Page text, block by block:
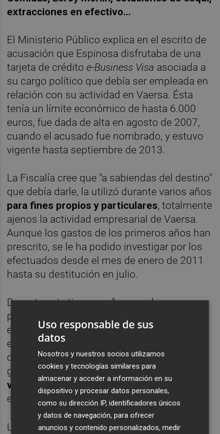
extracciones en efectivo...
El Ministerio Público explica en el escrito de
acusación que Espinosa disfrutaba de una
tarjeta de créditoe-Business Visa asociada a
su cargo político que debía ser empleada en
relación con su actividad en Vaersa. Ésta
tenía un límite económico de hasta 6.000
euros, fue dada de alta en agosto de 2007,
cuando el acusado fue nombrado, y estuvo
vigente hasta septiembre de 2013.
La Fiscalía cree que "a sabiendas del destino"
que debía darle, la utilizó durante varios años
para fines propios y particulares, totalmente
ajenos la actividad empresarial de Vaersa.
Aunque los gastos de los primeros años han
prescrito, se le ha podido investigar por los
efectuados desde el mes de enero de 2011
hasta su destitución en julio.
Durante este tiempo, y "causando un
perjuicio al patrimonio público", señala el
escrito, Espinosa realizó numerosas
extracciones de efectivo desde diferentes
cajeros automáticos, que
generalmente ascendían a 500 euros cada
vez
, constando hasta 48 operaciones de
esta clase (un total de 24.000 euros).
La gran mayoría de los gastos, expone la
Uso responsable de sus
datos
Nosotros y nuestros socios utilizamos
cookies y tecnologías similares para
almacenar y acceder a información en su
dispositivo y procesar datos personales,
como su dirección IP, identificadores únicos
y datos de navegación, para ofrecer
anuncios y contenido personalizados, medir